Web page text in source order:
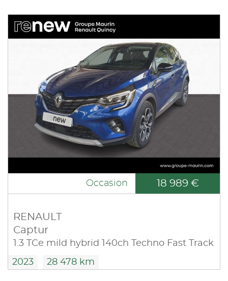
Occasion 18 989 €
RENAULT
Captur
1.3 TCe mild hybrid 140ch Techno Fast Track
2023 28 478 km